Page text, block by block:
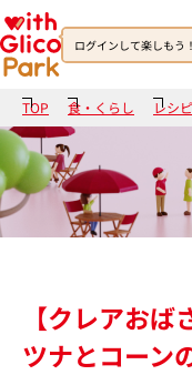
ログインして楽しもう！
TOP 食・くらし レシ
【クレアおば
ツナとコーン